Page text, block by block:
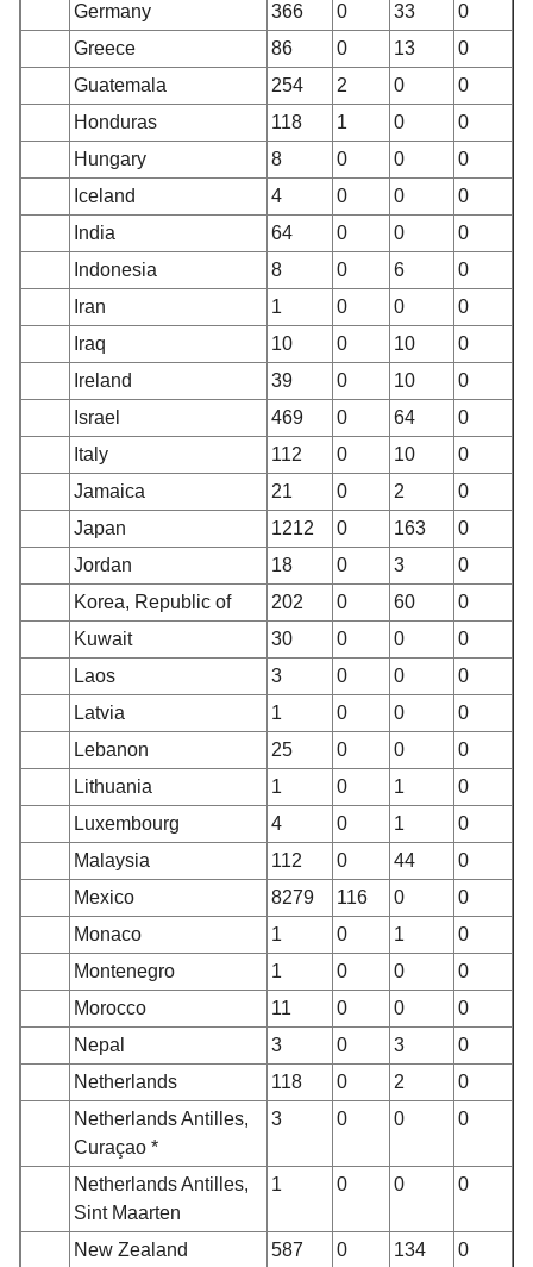
Germany
366 0 33
0
Greece
86 0 13
0
Guatemala
254 2 0
0
Honduras
118 1 0
0
Hungary
8 0 0
0
Iceland
4 0 0
0
India
64 0 0
0
Indonesia
8 0 6
0
Iran
1 0 0
0
Iraq
10 0 10
0
Ireland
39 0 10
0
Israel
469 0 64
0
Italy
112 0 10
0
Jamaica
21 0 2
0
Japan
1212 0 163
0
Jordan
18 0 3
0
Korea, Republic of
202 0 60
0
Kuwait
30 0 0
0
Laos
3 0 0
0
Latvia
1 0 0
0
Lebanon
25 0 0
0
Lithuania
1 0 1
0
Luxembourg
4 0 1
0
Malaysia
112 0 44
0
Mexico
8279 116 0
0
Monaco
1 0 1
0
Montenegro
1 0 0
0
Morocco
11 0 0
0
Nepal
3 0 3
0
Netherlands
118 0 2
0
Netherlands Antilles,
Curaçao *
3 0 0 0
Netherlands Antilles,
Sint Maarten
1 0 0 0
New Zealand 587 0 134 0